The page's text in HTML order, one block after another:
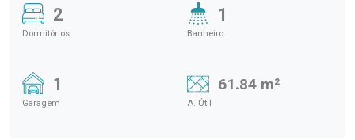
2
Dormitórios
1
Banheiro
1
Garagem
61.84 m²
A. Útil